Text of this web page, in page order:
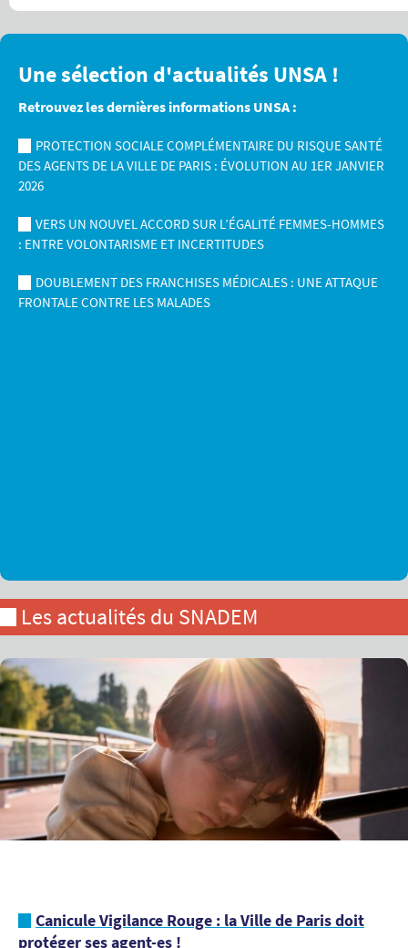
Une sélection d'actualités UNSA !
Retrouvez les dernières informations UNSA :
PROTECTION SOCIALE COMPLÉMENTAIRE DU RISQUE SANTÉ
DES AGENTS DE LA VILLE DE PARIS : ÉVOLUTION AU 1ER JANVIER
2026
VERS UN NOUVEL ACCORD SUR L’ÉGALITÉ FEMMES-HOMMES
: ENTRE VOLONTARISME ET INCERTITUDES
DOUBLEMENT DES FRANCHISES MÉDICALES : UNE ATTAQUE
FRONTALE CONTRE LES MALADES
Les actualités du SNADEM
Canicule Vigilance Rouge : la Ville de Paris doit
protéger ses agent-es !